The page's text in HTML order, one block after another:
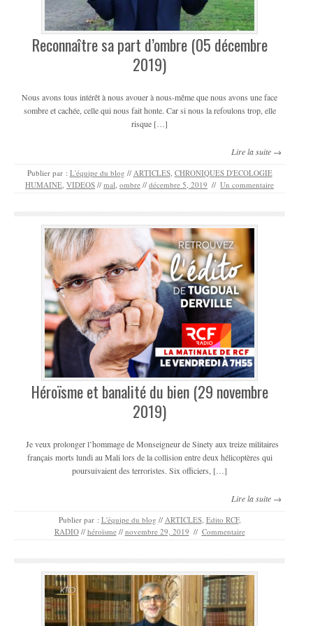
Reconnaître sa part d’ombre (05 décembre
2019)
Nous avons tous intérêt à nous avouer à nous-même que nous avons une face
sombre et cachée, celle qui nous fait honte. Car si nous la refoulons trop, elle
risque […]
Lire la suite →
Publier par : L'équipe du blog // ARTICLES, CHRONIQUES D'ECOLOGIE
HUMAINE VIDEOS // mal ombre // décembre 5, 2019 // Un commentaire
Héroïsme et banalité du bien (29 novembre
2019)
Je veux prolonger l’hommage de Monseigneur de Sinety aux treize militaires
français morts lundi au Mali lors de la collision entre deux hélicoptères qui
poursuivaient des terroristes. Six officiers, […]
Lire la suite →
Publier par : L'équipe du blog // ARTICLES, Edito RCF,
RADIO // héroïsme // novembre 29, 2019 // Commentaire